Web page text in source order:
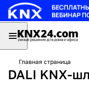
Главная страница
DALI KNX-